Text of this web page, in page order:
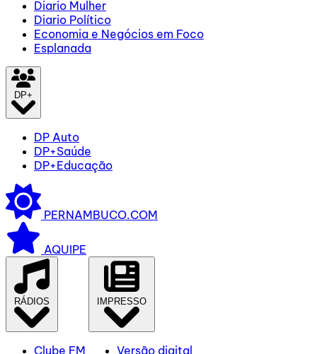
Diario Mulher
Diario Político
Economia e Negócios em Foco
Esplanada
DP+
DP Auto
DP+Saúde
DP+Educação
PERNAMBUCO.COM
AQUIPE
RÁDIOS
Clube FM
IMPRESSO
Versão digital